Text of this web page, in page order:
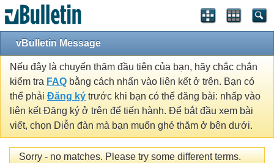
vBulletin Message
Nếu đây là chuyến thăm đầu tiên của bạn, hãy chắc chắn
kiểm tra FAQ bằng cách nhấn vào liên kết ở trên. Bạn có
thể phải Đăng ký trước khi bạn có thể đăng bài: nhấp vào
liên kết Đăng ký ở trên để tiến hành. Để bắt đầu xem bài
viết, chọn Diễn đàn mà bạn muốn ghé thăm ở bên dưới.
Sorry - no matches. Please try some different terms.